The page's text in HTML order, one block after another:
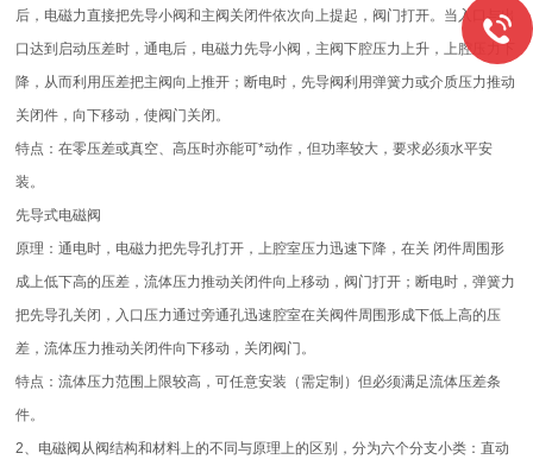
后，电磁力直接把先导小阀和主阀关闭件依次向上提起，阀门打开。当入口与出
口达到启动压差时，通电后，电磁力先导小阀，主阀下腔压力上升，上腔压力下
降，从而利用压差把主阀向上推开；断电时，先导阀利用弹簧力或介质压力推动
关闭件，向下移动，使阀门关闭。
特点：在零压差或真空、高压时亦能可*动作，但功率较大，要求必须水平安
装。
先导式电磁阀
原理：通电时，电磁力把先导孔打开，上腔室压力迅速下降，在关 闭件周围形
成上低下高的压差，流体压力推动关闭件向上移动，阀门打开；断电时，弹簧力
把先导孔关闭，入口压力通过旁通孔迅速腔室在关阀件周围形成下低上高的压
差，流体压力推动关闭件向下移动，关闭阀门。
特点：流体压力范围上限较高，可任意安装（需定制）但必须满足流体压差条
件。
2、电磁阀从阀结构和材料上的不同与原理上的区别，分为六个分支小类：直动